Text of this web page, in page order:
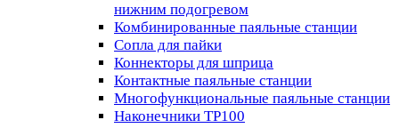
нижним подогревом
Комбинированные паяльные станции
Сопла для пайки
Коннекторы для шприца
Контактные паяльные станции
Многофункциональные паяльные станции
Наконечники TP100